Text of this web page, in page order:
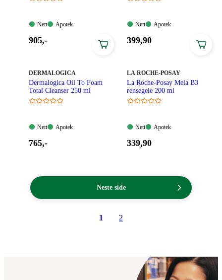
Nett:
Nett
Apotek:
Apotek
Pris:
905,-
Nett:
Nett
Apotek:
Apotek
Pris:
399,90
MERKE:
DERMALOGICA
Dermalogica Oil To Foam
Total Cleanser 250 ml
Nett:
Nett
Apotek:
Apotek
Pris:
765,-
MERKE:
LA ROCHE-POSAY
La Roche-Posay Mela B3
rensegele 200 ml
Nett:
Nett
Apotek:
Apotek
Pris:
339,90
Neste side
1 2